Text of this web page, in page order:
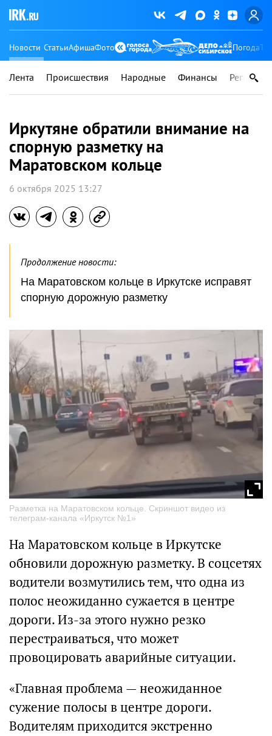
Новости СтатьиАфишаФото Погода
Лента Происшествия Народные Финансы Регионы
Иркутяне обратили внимание на
спорную разметку на
Маратовском кольце
6 октября 2025 13:27
Продолжение новости:
На Маратовском кольце в Иркутске исправят
спорную дорожную разметку
Разметка на Маратовском кольце. Скриншот видео из
телеграм-канала «Иркутск №1»
На Маратовском кольце в Иркутске
обновили дорожную разметку. В соцсетях
водители возмутились тем, что одна из
полос неожиданно сужается в центре
дороги. Из-за этого нужно резко
перестраиваться, что может
провоцировать аварийные ситуации.
«Главная проблема — неожиданное
сужение полосы в центре дороги.
Водителям приходится экстренно